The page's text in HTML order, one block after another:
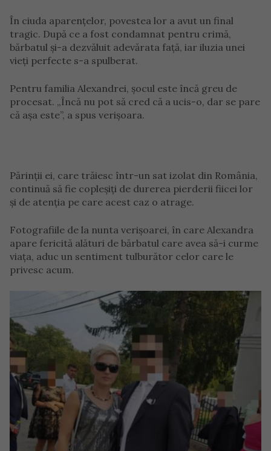
În ciuda aparențelor, povestea lor a avut un final
tragic. După ce a fost condamnat pentru crimă,
bărbatul și-a dezvăluit adevărata față, iar iluzia unei
vieți perfecte s-a spulberat.
Pentru familia Alexandrei, șocul este încă greu de
procesat. „Încă nu pot să cred că a ucis-o, dar se pare
că așa este”, a spus verișoara.
Părinții ei, care trăiesc într-un sat izolat din România,
continuă să fie copleșiți de durerea pierderii fiicei lor
și de atenția pe care acest caz o atrage.
Fotografiile de la nunta verișoarei, în care Alexandra
apare fericită alături de bărbatul care avea să-i curme
viața, aduc un sentiment tulburător celor care le
privesc acum.